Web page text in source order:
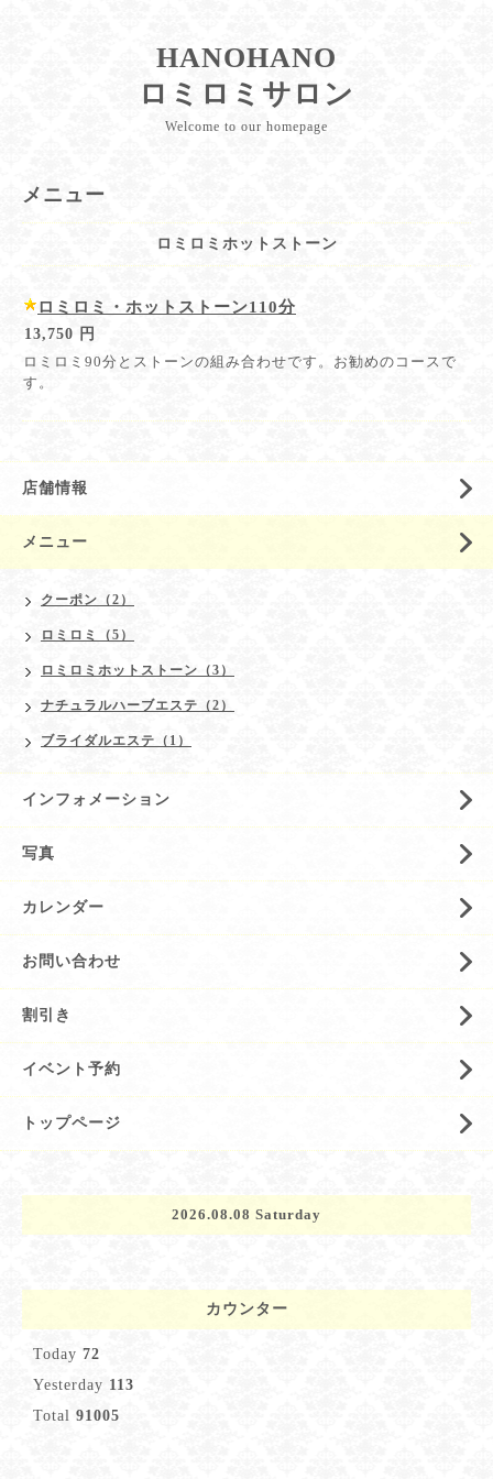
HANOHANO
ロミロミサロン
Welcome to our homepage
メニュー
ロミロミホットストーン
ロミロミ・ホットストーン110分
13,750 円
ロミロミ90分とストーンの組み合わせです。お勧めのコースで
す。
店舗情報
メニュー
クーポン（2）
ロミロミ（5）
ロミロミホットストーン（3）
ナチュラルハーブエステ（2）
ブライダルエステ（1）
インフォメーション
写真
カレンダー
お問い合わせ
割引き
イベント予約
トップページ
2026.08.08 Saturday
カウンター
Today 72
Yesterday 113
Total 91005